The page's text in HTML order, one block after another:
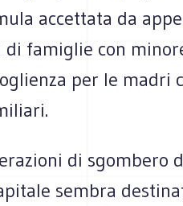
accettata da
di famiglie con
per le madri
di sgombero
sembra